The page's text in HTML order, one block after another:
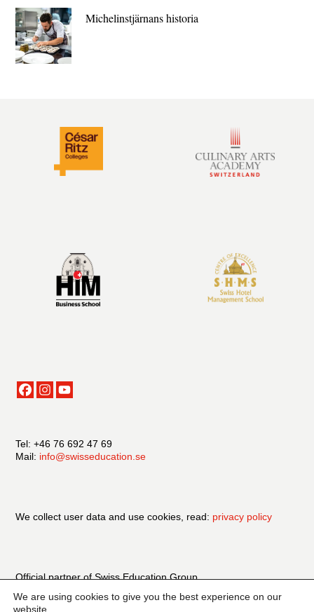
Michelin­stjärnans historia
Tel: +46 76 692 47 69
Mail: info@swisseducation.se
We collect user data and use cookies, read: privacy policy
Official partner of Swiss Education Group
We are using cookies to give you the best experience on our
website.